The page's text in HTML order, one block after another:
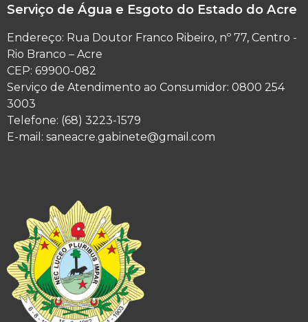
Serviço de Água e Esgoto do Estado do Acre
Endereço: Rua Doutor Franco Ribeiro, nº 77, Centro -
Rio Branco – Acre
CEP: 69900-082
Serviço de Atendimento ao Consumidor: 0800 254
3003
Telefone: (68) 3223-1579
E-mail: saneacre.gabinete@gmail.com